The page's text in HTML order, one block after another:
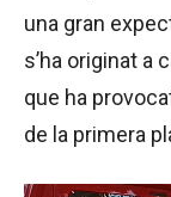
una gran
s’ha originat a
que ha
de la primera